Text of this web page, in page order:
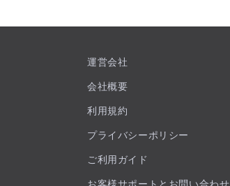
運営会社
会社概要
利用規約
プライバシーポリシー
ご利用ガイド